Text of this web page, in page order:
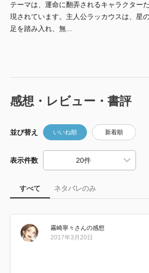
テーマは、運命に翻弄されるキャラクター
現されています。主人公ラッカウスは、星
足を踏み入れ、無...
感想・レビュー・書評
並び替え いいね順 新着順
表示件数
すべて ネタバレのみ
霧崎寧々 さんの感想
2017年3月20日